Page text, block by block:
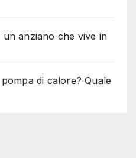
anziano che vive in
di calore? Quale